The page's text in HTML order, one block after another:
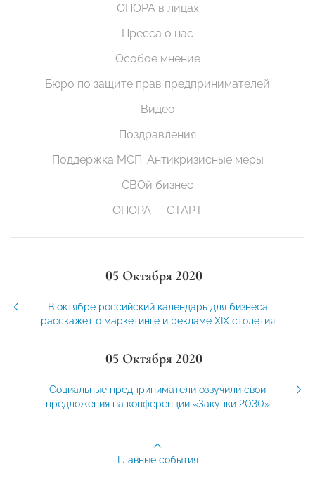
ОПОРА в лицах
Пресса о нас
Особое мнение
Бюро по защите прав предпринимателей
Видео
Поздравления
Поддержка МСП. Антикризисные меры
СВОй бизнес
ОПОРА — СТАРТ
05 Октября 2020
В октябре российский календарь для бизнеса
расскажет о маркетинге и рекламе XIX столетия
05 Октября 2020
Социальные предприниматели озвучили свои
предложения на конференции «Закупки 2030»
Главные события